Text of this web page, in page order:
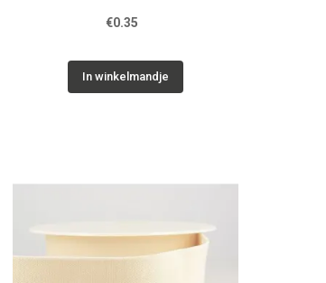
€0.35
In winkelmandje